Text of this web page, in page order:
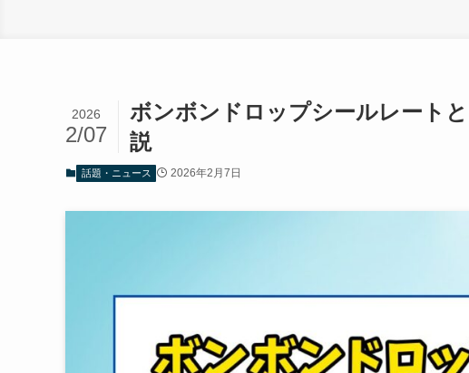
ボンボンドロップシールレート
説
2026
2/07
話題・ニュース 2026年2月7日